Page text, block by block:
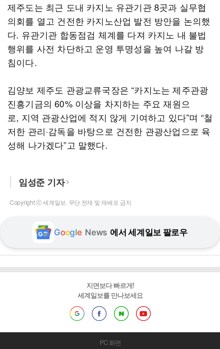
제주도는 최근 도내 카지노 유관기관 8곳과 실무협
의회를 열고 건전한 카지노산업 발전 방안을 논의했
다. 유관기관 합동점검 체계를 다져 카지노 내 불법
행위를 사전 차단하고 운영 투명성을 높여 나갈 방
침이다.
김양보 제주도 관광교류국장은 “카지노는 제주관광
진흥기금의 60% 이상을 차지하는 주요 재원으
로, 지역 관광산업에 적지 않게 기여하고 있다”며 “철
저한 관리·감독을 바탕으로 건전한 관광산업으로 육
성해 나가겠다”고 말했다.
임성준 기자
Copyright ⓒ 세계일보. 무단 전재 및 재배포 금지
Google News 에서 세계일보 팔로우
지면보다 빠르게!
세계일보를 만나보세요
PC 화면